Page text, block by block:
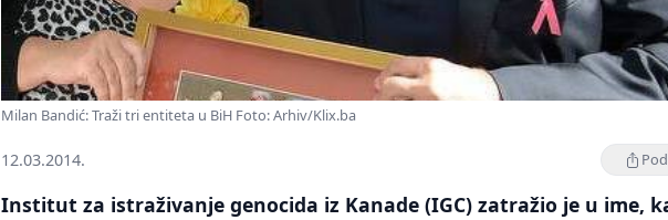
Milan Bandić: Traži tri entiteta u BiH Foto: Arhiv/Klix.ba
12.03.2014.
Institut za istraživanje genocida iz Kanade (IGC) zatražio je u ime,